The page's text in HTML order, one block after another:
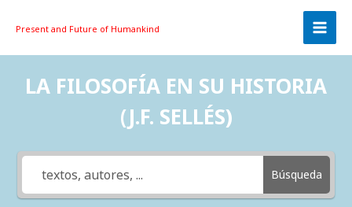
Present and Future of Humankind
LA FILOSOFÍA EN SU HISTORIA
(J.F. SELLÉS)
Búsqueda